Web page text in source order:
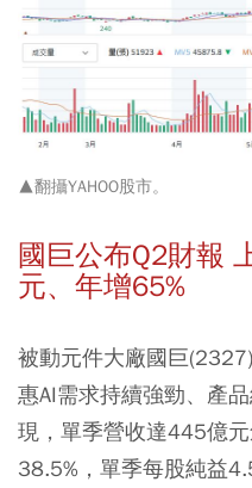
▲翻攝YAHOO股市。
國巨公布Q2財報
元、年增65%
被動元件大廠國巨
惠AI需求持續強勁、產
現，單季營收達445億
38.5%，單季每股純益